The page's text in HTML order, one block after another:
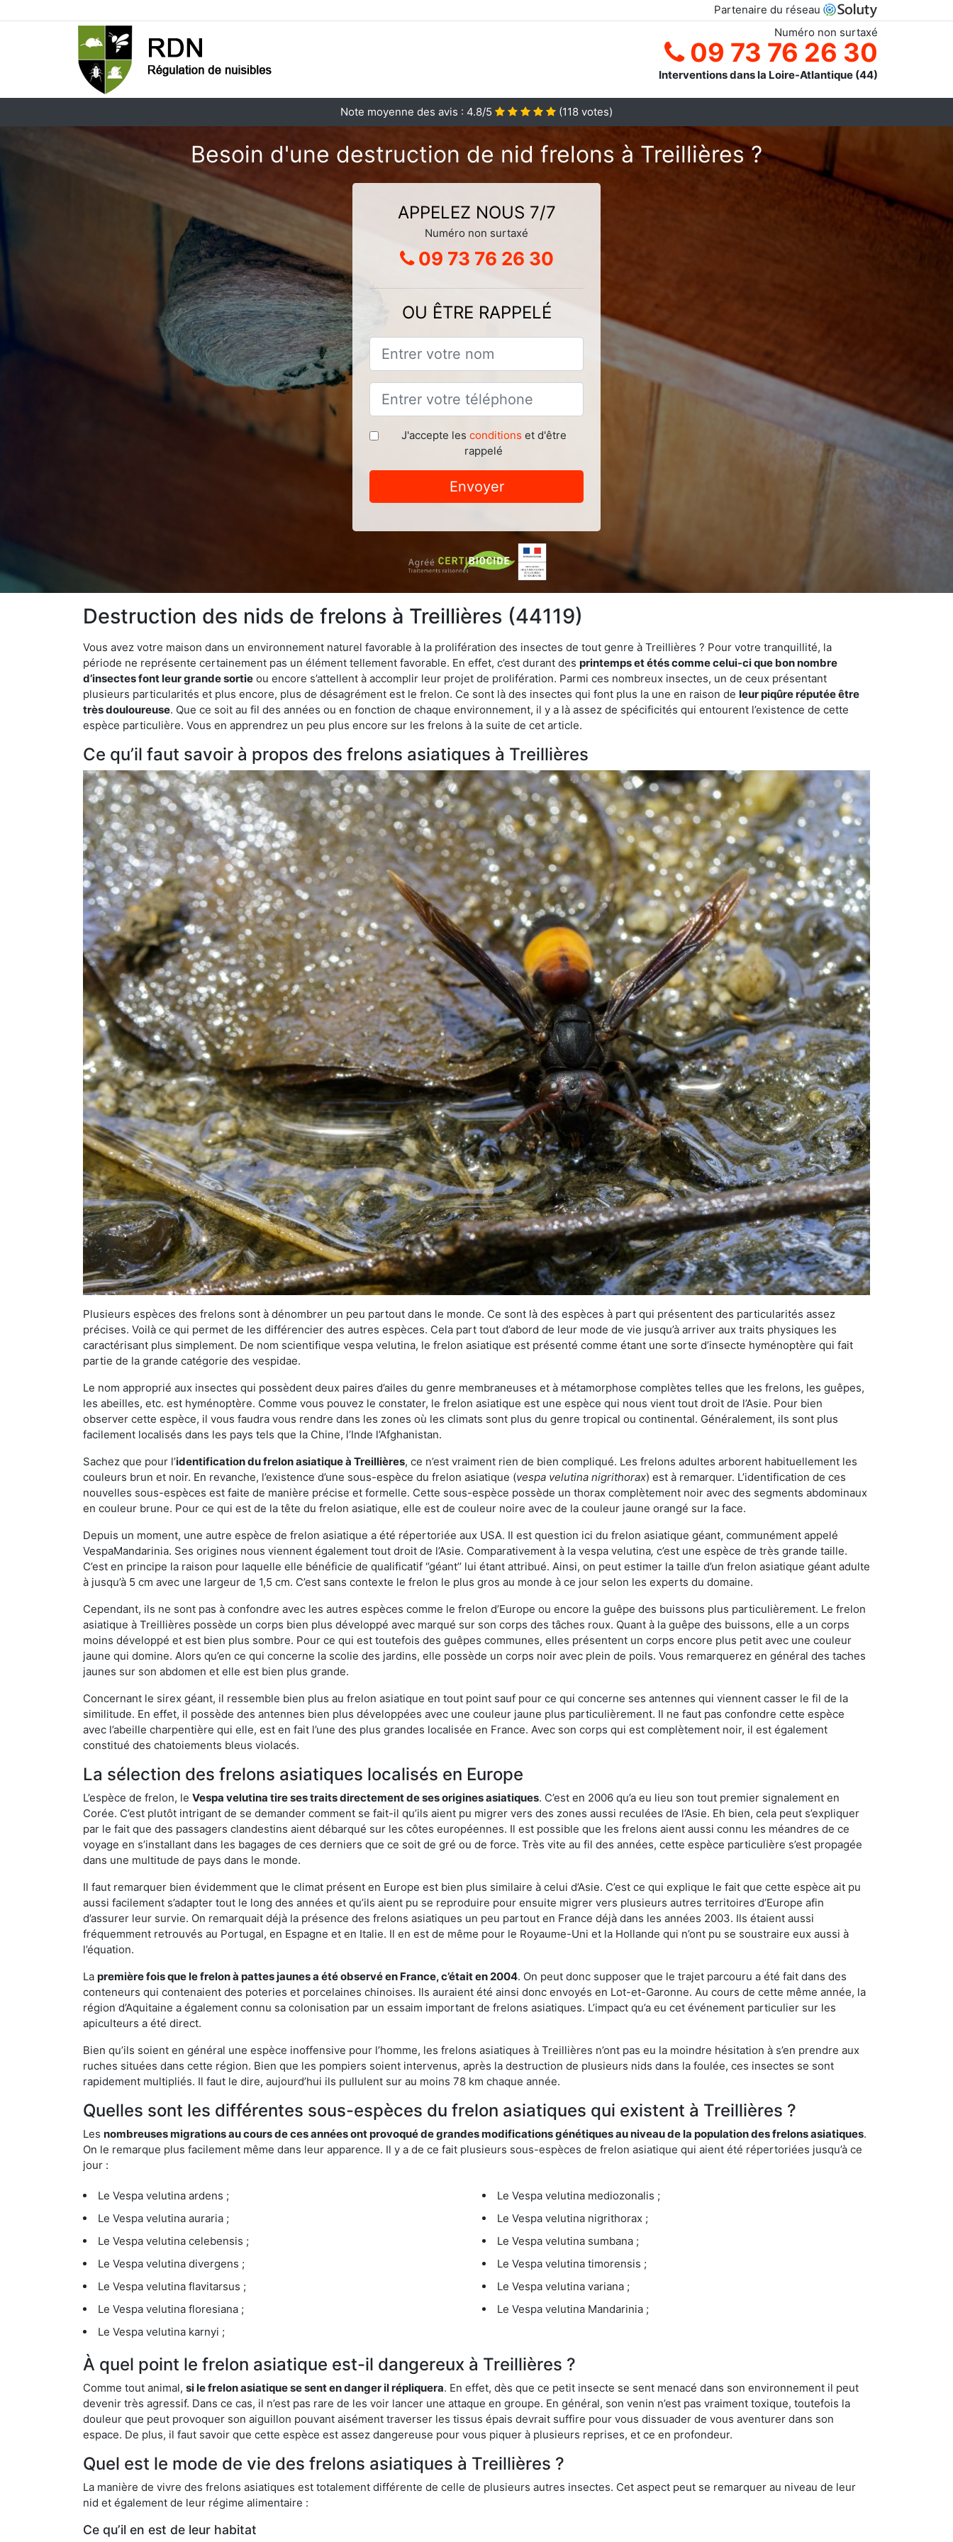
Partenaire du réseau
Numéro non surtaxé
09 73 76 26 30
Interventions dans la Loire-Atlantique (44)
Note moyenne des avis : 4.8/5 (118 votes)
Besoin d'une destruction de nid frelons à Treillières ?
APPELEZ NOUS 7/7
Numéro non surtaxé
09 73 76 26 30
OU ÊTRE RAPPELÉ
J'accepte les conditions et d'être
rappelé
Envoyer
Destruction des nids de frelons à Treillières (44119)
Vous avez votre maison dans un environnement naturel favorable à la prolifération des insectes de tout genre à Treillières ? Pour votre tranquillité, la
période ne représente certainement pas un élément tellement favorable. En effet, c’est durant des printemps et étés comme celui-ci que bon nombre
d’insectes font leur grande sortie ou encore s’attellent à accomplir leur projet de prolifération. Parmi ces nombreux insectes, un de ceux présentant
plusieurs particularités et plus encore, plus de désagrément est le frelon. Ce sont là des insectes qui font plus la une en raison de leur piqûre réputée être
très douloureuse. Que ce soit au fil des années ou en fonction de chaque environnement, il y a là assez de spécificités qui entourent l’existence de cette
espèce particulière. Vous en apprendrez un peu plus encore sur les frelons à la suite de cet article.
Ce qu’il faut savoir à propos des frelons asiatiques à Treillières
Plusieurs espèces des frelons sont à dénombrer un peu partout dans le monde. Ce sont là des espèces à part qui présentent des particularités assez
précises. Voilà ce qui permet de les différencier des autres espèces. Cela part tout d’abord de leur mode de vie jusqu’à arriver aux traits physiques les
caractérisant plus simplement. De nom scientifique vespa velutina, le frelon asiatique est présenté comme étant une sorte d’insecte hyménoptère qui fait
partie de la grande catégorie des vespidae.
Le nom approprié aux insectes qui possèdent deux paires d’ailes du genre membraneuses et à métamorphose complètes telles que les frelons, les guêpes,
les abeilles, etc. est hyménoptère. Comme vous pouvez le constater, le frelon asiatique est une espèce qui nous vient tout droit de l’Asie. Pour bien
observer cette espèce, il vous faudra vous rendre dans les zones où les climats sont plus du genre tropical ou continental. Généralement, ils sont plus
facilement localisés dans les pays tels que la Chine, l’Inde l’Afghanistan.
Sachez que pour l’identification du frelon asiatiqueà Treillières, ce n’est vraiment rien de bien compliqué. Les frelons adultes arborent habituellement les
couleurs brun et noir. En revanche, l’existence d’une sous-espèce du frelon asiatique (vespa velutina nigrithorax) est à remarquer. L’identification de ces
nouvelles sous-espèces est faite de manière précise et formelle. Cette sous-espèce possède un thorax complètement noir avec des segments abdominaux
en couleur brune. Pour ce qui est de la tête du frelon asiatique, elle est de couleur noire avec de la couleur jaune orangé sur la face.
Depuis un moment, une autre espèce de frelon asiatique a été répertoriée aux USA. Il est question ici du frelon asiatique géant, communément appelé
VespaMandarinia. Ses origines nous viennent également tout droit de l’Asie. Comparativement à la vespa velutina, c’est une espèce de très grande taille.
C’est en principe la raison pour laquelle elle bénéficie de qualificatif ‘’géant’’ lui étant attribué. Ainsi, on peut estimer la taille d’un frelon asiatique géant adulte
à jusqu’à 5 cm avec une largeur de 1,5 cm. C’est sans contexte le frelon le plus gros au monde à ce jour selon les experts du domaine.
Cependant, ils ne sont pas à confondre avec les autres espèces comme le frelon d’Europe ou encore la guêpe des buissons plus particulièrement. Le frelon
asiatique à Treillières possède un corps bien plus développé avec marqué sur son corps des tâches roux. Quant à la guêpe des buissons, elle a un corps
moins développé et est bien plus sombre. Pour ce qui est toutefois des guêpes communes, elles présentent un corps encore plus petit avec une couleur
jaune qui domine. Alors qu’en ce qui concerne la scolie des jardins, elle possède un corps noir avec plein de poils. Vous remarquerez en général des taches
jaunes sur son abdomen et elle est bien plus grande.
Concernant le sirex géant, il ressemble bien plus au frelon asiatique en tout point sauf pour ce qui concerne ses antennes qui viennent casser le fil de la
similitude. En effet, il possède des antennes bien plus développées avec une couleur jaune plus particulièrement. Il ne faut pas confondre cette espèce
avec l’abeille charpentière qui elle, est en fait l’une des plus grandes localisée en France. Avec son corps qui est complètement noir, il est également
constitué des chatoiements bleus violacés.
La sélection des frelons asiatiques localisés en Europe
L’espèce de frelon, le Vespa velutina tire ses traits directement de ses origines asiatiques. C’est en 2006 qu’a eu lieu son tout premier signalement en
Corée. C’est plutôt intrigant de se demander comment se fait-il qu’ils aient pu migrer vers des zones aussi reculées de l’Asie. Eh bien, cela peut s’expliquer
par le fait que des passagers clandestins aient débarqué sur les côtes européennes. Il est possible que les frelons aient aussi connu les méandres de ce
voyage en s’installant dans les bagages de ces derniers que ce soit de gré ou de force. Très vite au fil des années, cette espèce particulière s’est propagée
dans une multitude de pays dans le monde.
Il faut remarquer bien évidemment que le climat présent en Europe est bien plus similaire à celui d’Asie. C’est ce qui explique le fait que cette espèce ait pu
aussi facilement s’adapter tout le long des années et qu’ils aient pu se reproduire pour ensuite migrer vers plusieurs autres territoires d’Europe afin
d’assurer leur survie. On remarquait déjà la présence des frelons asiatiques un peu partout en France déjà dans les années 2003. Ils étaient aussi
fréquemment retrouvés au Portugal, en Espagne et en Italie. Il en est de même pour le Royaume-Uni et la Hollande qui n’ont pu se soustraire eux aussi à
l’équation.
La première fois que le frelon à pattes jaunes a été observé en France, c’était en 2004. On peut donc supposer que le trajet parcouru a été fait dans des
conteneurs qui contenaient des poteries et porcelaines chinoises. Ils auraient été ainsi donc envoyés en Lot-et-Garonne. Au cours de cette même année, la
région d’Aquitaine a également connu sa colonisation par un essaim important de frelons asiatiques. L’impact qu’a eu cet événement particulier sur les
apiculteurs a été direct.
Bien qu’ils soient en général une espèce inoffensive pour l’homme, les frelons asiatiques à Treillières n’ont pas eu la moindre hésitation à s’en prendre aux
ruches situées dans cette région. Bien que les pompiers soient intervenus, après la destruction de plusieurs nids dans la foulée, ces insectes se sont
rapidement multipliés. Il faut le dire, aujourd’hui ils pullulent sur au moins 78 km chaque année.
Quelles sont les différentes sous-espèces du frelon asiatiques qui existent à Treillières ?
Les nombreuses migrations au cours de ces années ont provoqué de grandes modifications génétiques au niveau de la population des frelons asiatiques.
On le remarque plus facilement même dans leur apparence. Il y a de ce fait plusieurs sous-espèces de frelon asiatique qui aient été répertoriées jusqu’à ce
jour :
Le Vespa velutina ardens ;
Le Vespa velutina auraria ;
Le Vespa velutina celebensis ;
Le Vespa velutina divergens ;
Le Vespa velutina flavitarsus ;
Le Vespa velutina floresiana ;
Le Vespa velutina karnyi ;
Le Vespa velutina mediozonalis ;
Le Vespa velutina nigrithorax ;
Le Vespa velutina sumbana ;
Le Vespa velutina timorensis ;
Le Vespa velutina variana ;
Le Vespa velutina Mandarinia ;
À quel point le frelon asiatique est-il dangereux à Treillières ?
Comme tout animal, si le frelon asiatique se sent en danger il répliquera. En effet, dès que ce petit insecte se sent menacé dans son environnement il peut
devenir très agressif. Dans ce cas, il n’est pas rare de les voir lancer une attaque en groupe. En général, son venin n’est pas vraiment toxique, toutefois la
douleur que peut provoquer son aiguillon pouvant aisément traverser les tissus épais devrait suffire pour vous dissuader de vous aventurer dans son
espace. De plus, il faut savoir que cette espèce est assez dangereuse pour vous piquer à plusieurs reprises, et ce en profondeur.
Quel est le mode de vie des frelons asiatiques à Treillières ?
La manière de vivre des frelons asiatiques est totalement différente de celle de plusieurs autres insectes. Cet aspect peut se remarquer au niveau de leur
nid et également de leur régime alimentaire :
Ce qu’il en est de leur habitat